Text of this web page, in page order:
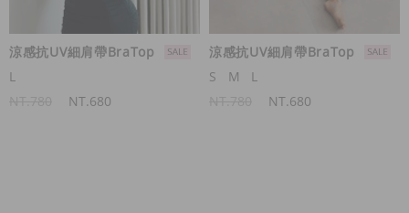
涼感抗UV細肩帶BraTop
L
NT.680
涼感抗UV細肩帶BraTop
S
M
L
NT.680